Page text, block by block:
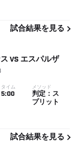
試合結果を見る
VS エスパルザ
タイム
5:00
メソッド
判定：ス
プリット
試合結果を見る